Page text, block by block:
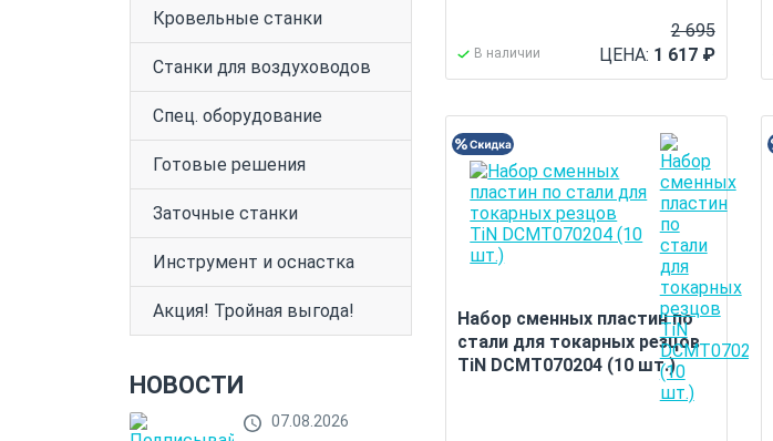
Кровельные станки
Станки для воздуховодов
Спец. оборудование
Готовые решения
Заточные станки
Инструмент и оснастка
Акция! Тройная выгода!
НОВОСТИ
07.08.2026
В наличии ЦЕНА: 1 617 ₽
2 695
Набор сменных пластин по
стали для токарных резцов
TiN DCMT070204 (10 шт.)